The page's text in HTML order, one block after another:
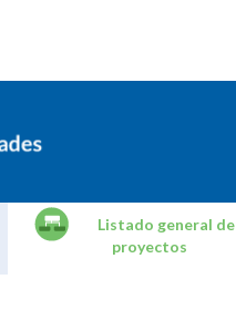
Listado general de
proyectos